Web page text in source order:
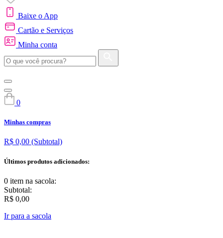
Baixe o App
Cartão e Serviços
Minha conta
0
Minhas compras
R$ 0,00 (Subtotal)
Últimos produtos adicionados:
0 item na sacola:
Subtotal:
R$ 0,00
Ir para a sacola